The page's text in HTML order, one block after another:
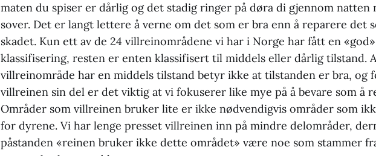
maten du spiser er dårlig og det stadig ringer på døra di gjennom natten
sover. Det er langt lettere å verne om det som er bra enn å reparere det
skadet. Kun ett av de 24 villreinområdene vi har i Norge har fått en «god»
klassifisering, resten er enten klassifisert til middels eller dårlig tilstand.
villreinområde har en middels tilstand betyr ikke at tilstanden er bra, og
villreinen sin del er det viktig at vi fokuserer like mye på å bevare som å
Områder som villreinen bruker lite er ikke nødvendigvis områder som
for dyrene. Vi har lenge presset villreinen inn på mindre delområder,
påstanden «reinen bruker ikke dette området» være noe som stammer